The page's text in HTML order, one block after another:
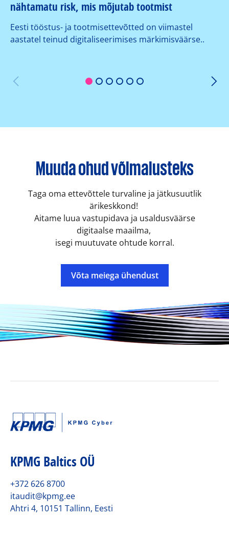
1 2 3 4 5 6
nähtamatu risk, mis mõjutab tootmist
Eesti tööstus- ja tootmisettevõtted on viimastel
aastatel teinud digitaliseerimises märkimisväärse..
Muuda ohud võimalusteks
Taga oma ettevõttele turvaline ja jätkusuutlik
ärikeskkond!
Aitame luua vastupidava ja usaldusväärse
digitaalse maailma,
isegi muutuvate ohtude korral.
Võta meiega ühendust
KPMG Baltics OÜ
+372 626 8700
itaudit@kpmg.ee
Ahtri 4, 10151 Tallinn, Eesti